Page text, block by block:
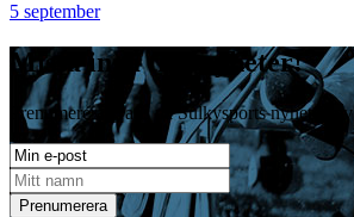
5 september
Missa inga travnyheter!
Prenumerera gratis på Sulkysports nyhetsbrev